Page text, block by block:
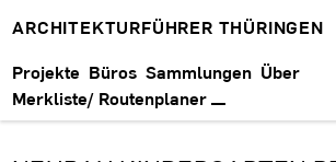
ARCHITEKTURFÜHRER THÜRINGEN
Projekte Büros Sammlungen Über
Merkliste/ Routenplaner